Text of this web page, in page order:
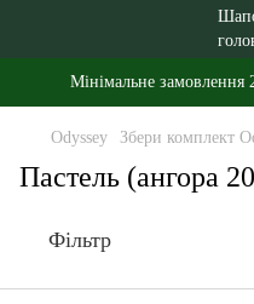
Мінімальне
Odyssey Збери комплект
Пастель (ангора
Фільтр